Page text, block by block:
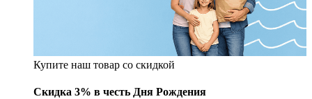
Купите наш товар со скидкой
Скидка 3% в честь Дня Рождения